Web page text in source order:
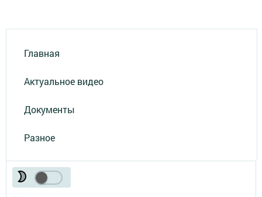
Главная
Актуальное видео
Документы
Разное